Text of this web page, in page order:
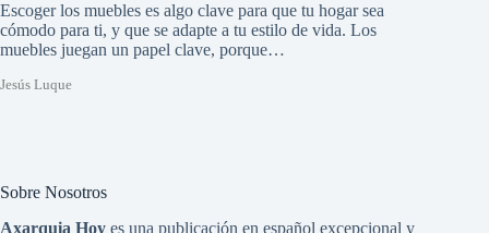
Escoger los muebles es algo clave para que tu hogar sea
cómodo para ti, y que se adapte a tu estilo de vida. Los
muebles juegan un papel clave, porque…
Jesús Luque
Sobre Nosotros
Axarquia Hoy es una publicación en español excepcional y